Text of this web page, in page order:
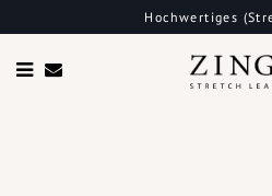
Hochwertiges